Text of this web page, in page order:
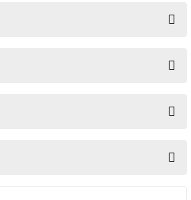
henüz soru sorulmamış.
öneri formunu kullanarak tarafımıza